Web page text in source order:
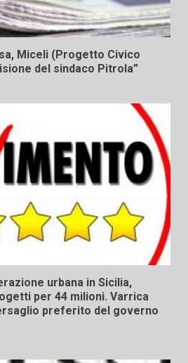
Miceli (Progetto Civico
del sindaco Pitrola”
urbana in Sicilia,
per 44 milioni. Varrica
preferito del governo